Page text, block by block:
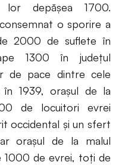
depăşea 1700.
o sporire a
2000 de suflete în
1300 în judeţul
de pace dintre cele
în 1939, oraşul de la
de locuitori evrei
occidental şi un sfert
oraşul de la malul
1000 de evrei, toţi de